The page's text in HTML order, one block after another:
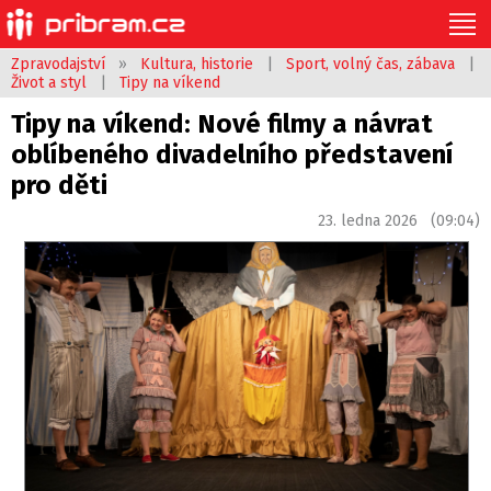
Zpravodajství » Kultura, historie Sport, volný čas, zábava
Život a styl
Tipy na víkend
Tipy na víkend: Nové filmy a návrat
oblíbeného divadelního představení
pro děti
23. ledna 2026 (09:04)